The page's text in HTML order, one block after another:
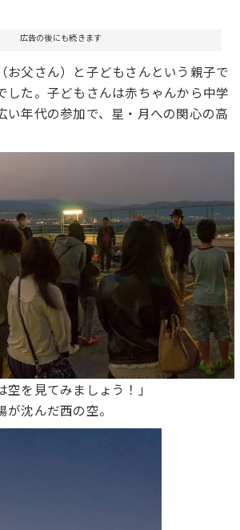
広告の後にも続きます
お父さん）と子どもさんという親子で
した。子どもさんは赤ちゃんから中学
い年代の参加で、星・月への関心の高
を見てみましょう！」
沈んだ西の空。